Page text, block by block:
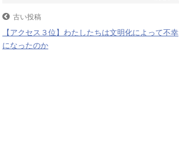
k
稿
ナ
古い投稿
【アクセス３位】わたしたちは文明化によって不幸
になったのか